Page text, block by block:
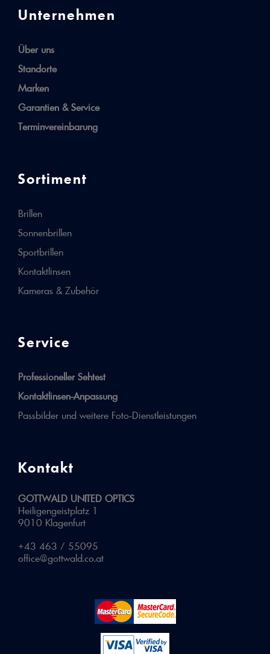
Unternehmen
Über uns
Standorte
Marken
Garantien & Service
Terminvereinbarung
Sortiment
Brillen
Sonnenbrillen
Sportbrillen
Kontaktlinsen
Kameras & Zubehör
Service
Professioneller Sehtest
Kontaktlinsen-Anpassung
Passbilder und weitere Foto-Dienstleistungen
Kontakt
GOTTWALD UNITED OPTICS
Heiligengeistplatz 1
9010 Klagenfurt
+43 463 / 55095
office@gottwald.co.at